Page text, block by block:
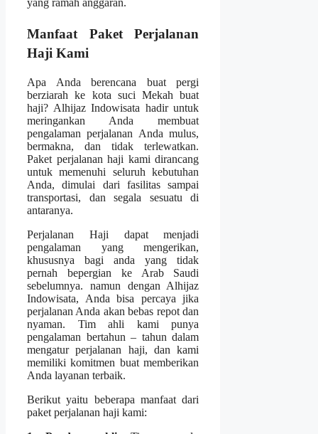
Manfaat Paket Perjalanan
Haji Kami
Apa Anda berencana buat pergi
berziarah ke kota suci Mekah buat
haji? Alhijaz Indowisata hadir untuk
meringankan Anda membuat
pengalaman perjalanan Anda mulus,
bermakna, dan tidak terlewatkan.
Paket perjalanan haji kami dirancang
untuk memenuhi seluruh kebutuhan
Anda, dimulai dari fasilitas sampai
transportasi, dan segala sesuatu di
antaranya.
Perjalanan Haji dapat menjadi
pengalaman yang mengerikan,
khususnya bagi anda yang tidak
pernah bepergian ke Arab Saudi
sebelumnya. namun dengan Alhijaz
Indowisata, Anda bisa percaya jika
perjalanan Anda akan bebas repot dan
nyaman. Tim ahli kami punya
pengalaman bertahun – tahun dalam
mengatur perjalanan haji, dan kami
memiliki komitmen buat memberikan
Anda layanan terbaik.
Berikut yaitu beberapa manfaat dari
paket perjalanan haji kami: